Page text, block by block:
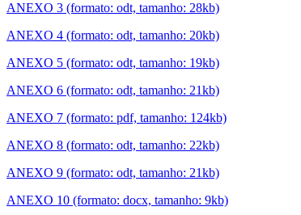
ANEXO 3 (formato: odt, tamanho: 28kb)
ANEXO 4 (formato: odt, tamanho: 20kb)
ANEXO 5 (formato: odt, tamanho: 19kb)
ANEXO 6 (formato: odt, tamanho: 21kb)
ANEXO 7 (formato: pdf, tamanho: 124kb)
ANEXO 8 (formato: odt, tamanho: 22kb)
ANEXO 9 (formato: odt, tamanho: 21kb)
ANEXO 10 (formato: docx, tamanho: 9kb)